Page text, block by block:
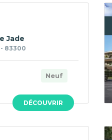
DÉCOUVRIR
Jade
- 83300
Neuf